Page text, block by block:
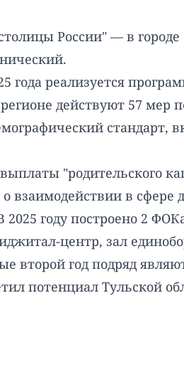
России" — в
года реализуется
действуют 57
"родительского
взаимодействии в сфере
году построено 2
центр, зал
второй год подряд
потенциал Тульской